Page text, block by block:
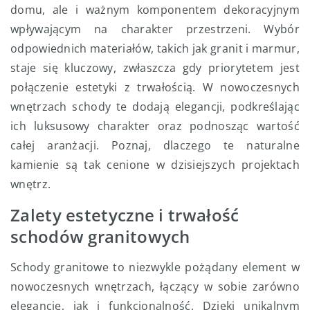
domu, ale i ważnym komponentem dekoracyjnym
wpływającym na charakter przestrzeni. Wybór
odpowiednich materiałów, takich jak granit i marmur,
staje się kluczowy, zwłaszcza gdy priorytetem jest
połączenie estetyki z trwałością. W nowoczesnych
wnętrzach schody te dodają elegancji, podkreślając
ich luksusowy charakter oraz podnosząc wartość
całej aranżacji. Poznaj, dlaczego te naturalne
kamienie są tak cenione w dzisiejszych projektach
wnętrz.
Zalety estetyczne i trwałość
schodów granitowych
Schody granitowe to niezwykle pożądany element w
nowoczesnych wnętrzach, łączący w sobie zarówno
elegancję, jak i funkcjonalność. Dzięki unikalnym